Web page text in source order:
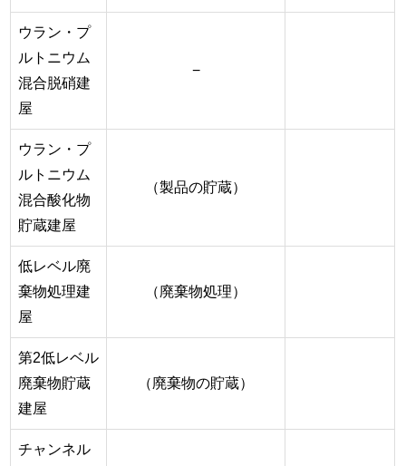
ウラン・プ
ルトニウム
混合脱硝建
屋
−
ウラン・プ
ルトニウム
混合酸化物
貯蔵建屋
（製品の貯蔵）
低レベル廃
棄物処理建
屋
（廃棄物処理）
第2低レベル
廃棄物貯蔵
建屋
（廃棄物の貯蔵）
チャンネル